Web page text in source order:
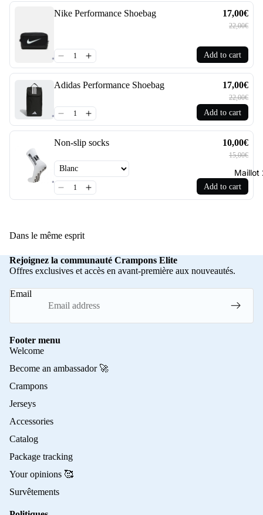
Nike Performance Shoebag 17,00€
22,00€
Add to cart
Adidas Performance Shoebag 17,00€
22,00€
Add to cart
Non-slip socks 10,00€
15,00€
Add to cart
Dans le même esprit
Rejoignez la communauté Crampons Elite
Offres exclusives et accès en avant-première aux nouveautés.
Email
Footer menu
Welcome
Become an ambassador 🚀
Crampons
Jerseys
Accessories
Catalog
Package tracking
Your opinions 🥰
Survêtements